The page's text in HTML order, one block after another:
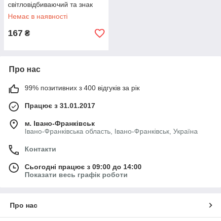
світловідбиваючий та знак
аварійної зупинки Elegant EL
100 564
Немає в наявності
167 ₴
Про нас
99% позитивних з 400 відгуків за рік
Працює з 31.01.2017
м. Івано-Франківськ
Івано-Франківська область, Івано-Франківськ, Україна
Контакти
Сьогодні працює з 09:00 до 14:00
Показати весь графік роботи
Про нас